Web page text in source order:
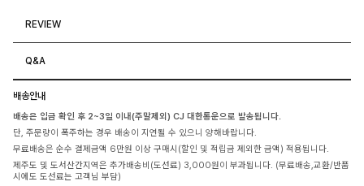
REVIEW
Q&A
배송안내
배송은 입금 확인 후 2~3일 이내(주말제외) CJ 대한통운으로 발송됩니다.
단, 주문량이 폭주하는 경우 배송이 지연될 수 있으니 양해바랍니다.
무료배송은 순수 결제금액 6만원 이상 구매시(할인 및 적립금 제외한 금액) 적용됩니다.
제주도 및 도서산간지역은 추가배송비(도선료) 3,000원이 부과됩니다. (무료배송,교환/반품
시에도 도선료는 고객님 부담)